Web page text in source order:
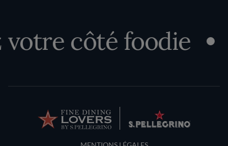
côté foodie
Terms and Conditions